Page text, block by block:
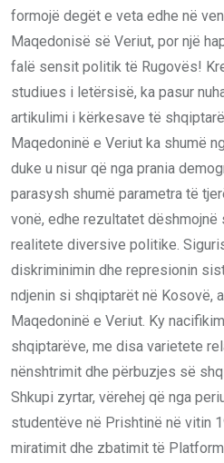
formojë degët e veta edhe në
Maqedonisë së Veriut, por një
falë sensit politik të Rugovës!
studiues i letërsisë, ka pasur
artikulimi i kërkesave të
Maqedoninë e Veriut ka shumë
duke u nisur që nga prania
parasysh shumë parametra të
vonë, edhe rezultatet
realitete diversive politike.
diskriminimin dhe represionin
ndjenin si shqiptarët në Kosovë,
Maqedoninë e Veriut. Ky
shqiptarëve, me disa varietete
nënshtrimit dhe përbuzjes së
Shkupi zyrtar, vërehej që nga
studentëve në Prishtinë në vitin
miratimit dhe zbatimit të